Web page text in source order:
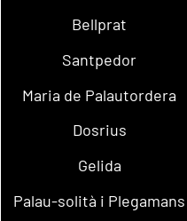
Bellprat
Santpedor
Maria de Palautordera
Dosrius
Gelida
Palau-solità i Plegamans